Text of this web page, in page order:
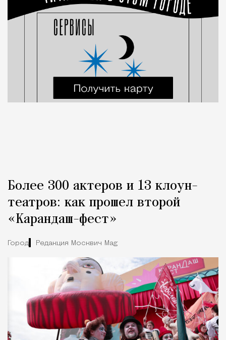
Более 300 актеров и 13 клоун-
театров: как прошел второй
«Карандаш-фест»
Город Редакция Москвич Mag